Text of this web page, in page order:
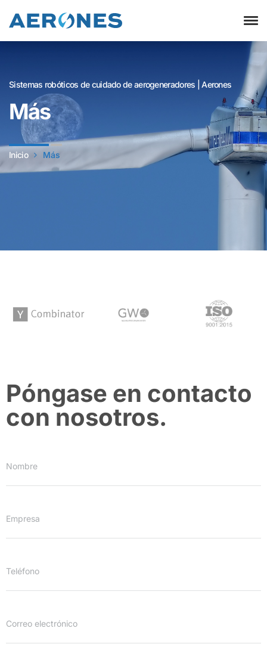
Sistemas robóticos de cuidado de aerogeneradores | Aerones
Más
Inicio Más
Póngase en contacto
con nosotros.
Nombre
Empresa
Teléfono
Correo electrónico